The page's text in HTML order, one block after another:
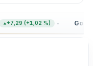
+7,29 (+1,02 %) Gold